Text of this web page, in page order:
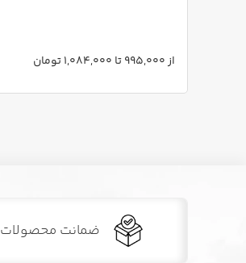
از 995,000 تا 1,084,000 تومان
ضمانت محصولات